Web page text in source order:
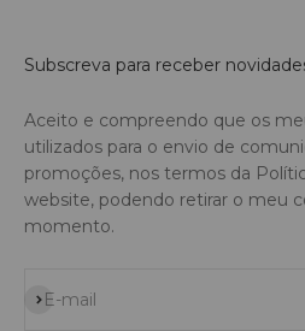
Subscreva para receber
Aceito e compreendo que os
utilizados para o envio de
promoções, nos termos da
website, podendo retirar o meu
momento.
E-mail
Subscrever